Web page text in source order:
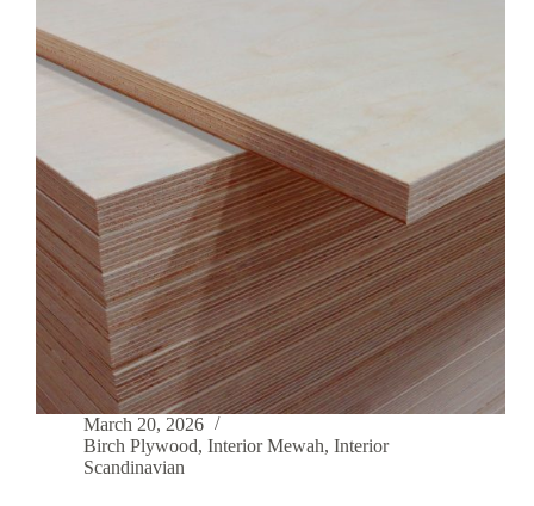
March 20, 2026
Birch Plywood, Interior Mewah, Interior
Scandinavian